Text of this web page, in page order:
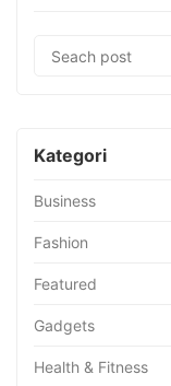
Kategori
Business
Fashion
Featured
Gadgets
Health & Fitness